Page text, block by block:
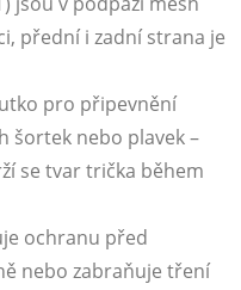
přední i zadní strana je
pro připevnění
šortek nebo plavek –
se tvar trička během
ochranu před
nebo zabraňuje tření